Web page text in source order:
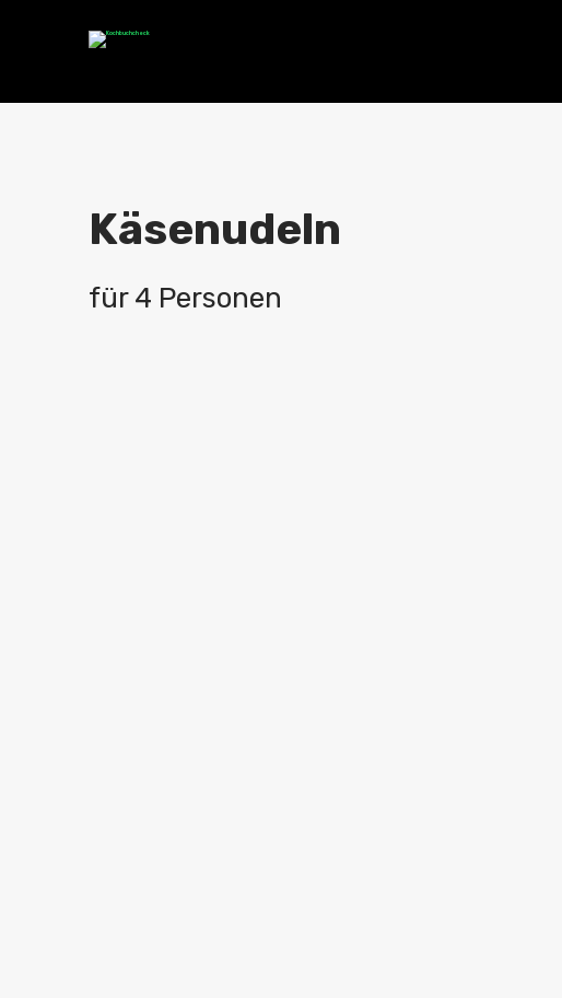
Käsenudeln
für 4 Personen